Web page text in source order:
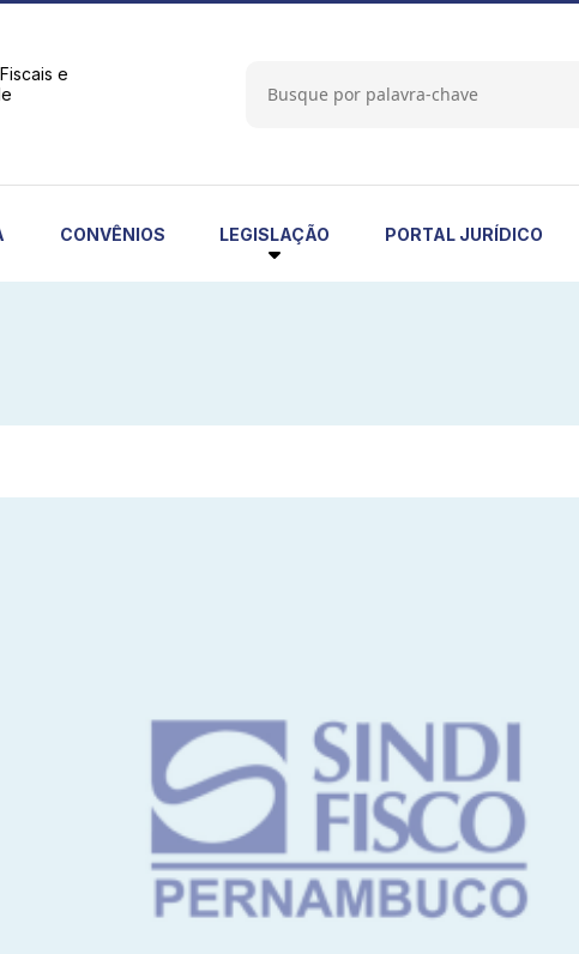
e
CONVÊNIOS LEGISLAÇÃO PORTAL JURÍDICO